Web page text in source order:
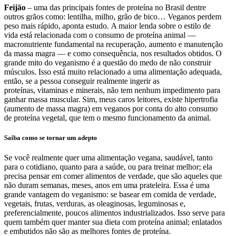
Feijão – uma das principais fontes de proteína no Brasil dentre
outros grãos como: lentilha, milho, grão de bico… Veganos perdem
peso mais rápido, aponta estudo. A maior lenda sobre o estilo de
vida está relacionada com o consumo de proteína animal —
macronutriente fundamental na recuperação, aumento e manutenção
da massa magra — e como consequência, nos resultados obtidos. O
grande mito do veganismo é a questão do medo de não construir
músculos. Isso está muito relacionado a uma alimentação adequada,
então, se a pessoa conseguir realmente ingerir as
proteínas, vitaminas e minerais, não tem nenhum impedimento para
ganhar massa muscular. Sim, meus caros leitores, existe hipertrofia
(aumento de massa magra) em veganos por conta do alto consumo
de proteína vegetal, que tem o mesmo funcionamento da animal.
Saiba como se tornar um adepto
Se você realmente quer uma alimentação vegana, saudável, tanto
para o cotidiano, quanto para a saúde, ou para treinar melhor; ela
precisa pensar em comer alimentos de verdade, que são aqueles que
não duram semanas, meses, anos em uma prateleira. Essa é uma
grande vantagem do veganismo: se basear em comida de verdade,
vegetais, frutas, verduras, as oleaginosas, leguminosas e,
preferencialmente, poucos alimentos industrializados. Isso serve para
quem também quer manter sua dieta com proteína animal; enlatados
e embutidos não são as melhores fontes de proteína.